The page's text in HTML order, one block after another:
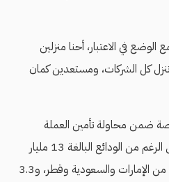
في الاعتبار، أحنا منزلين
كل الشركات، ومستعدين كمان
ضمن محاولة تأمين العملة
الصعبة، في ظل أزمة توفرها، على الرغم من الودائع البالغة 13 مليار
دولار، التي حصلت عليها القاهرة من الإمارات والسعودية وقطر، و3.3